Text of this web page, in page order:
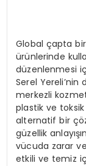
Global çapta
ürünlerinde
düzenlenmesi
Serel Yereli’nin
merkezli
plastik ve toksik
alternatif bir
güzellik
vücuda zarar
etkili ve temiz